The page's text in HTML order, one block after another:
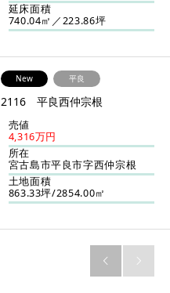
延床面積
740.04㎡／223.86坪
New 平良
2116 平良西仲宗根
売値
4,316万円
所在
宮古島市平良市字西仲宗根
土地面積
863.33坪/2854.00㎡
 